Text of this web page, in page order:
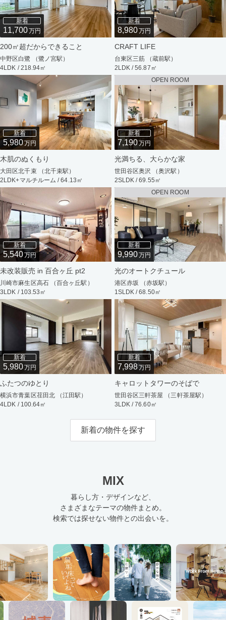
新着
11,700万円
200㎡超だからできること
中野区白鷺 （鷺ノ宮駅）
4LDK / 218.94㎡
新着
8,980万円
CRAFT LIFE
台東区三筋 （蔵前駅）
2LDK / 56.87㎡
新着
5,980万円
木肌のぬくもり
大田区北千束 （北千束駅）
2LDK+マルチルーム / 64.13㎡
OPEN ROOM
新着
7,190万円
光満ちる、大らかな家
世田谷区奥沢 （奥沢駅）
2SLDK / 69.55㎡
新着
5,540万円
未改装販売 in 百合ヶ丘 pt2
川崎市麻生区高石 （百合ヶ丘駅）
3LDK / 103.53㎡
OPEN ROOM
新着
9,990万円
光のオートクチュール
港区赤坂 （赤坂駅）
1SLDK / 68.50㎡
新着
5,980万円
ふたつのゆとり
横浜市青葉区荏田北 （江田駅）
4LDK / 100.64㎡
新着
7,998万円
キャロットタワーのそばで
世田谷区三軒茶屋 （三軒茶屋駅）
3LDK / 76.60㎡
新着の物件を探す
MIX
暮らし方・デザインなど、
さまざまなテーマの物件まとめ。
検索では探せない物件との出会いを。